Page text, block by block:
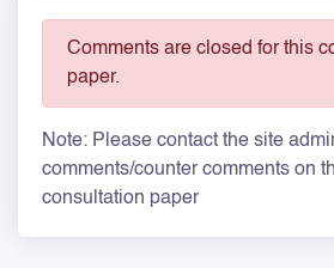
Comments are closed for this
paper.
Note: Please contact the site
comments/counter comments on
consultation paper